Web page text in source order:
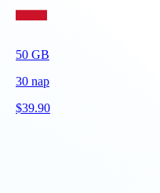
50 GB
30 nap
$39.90